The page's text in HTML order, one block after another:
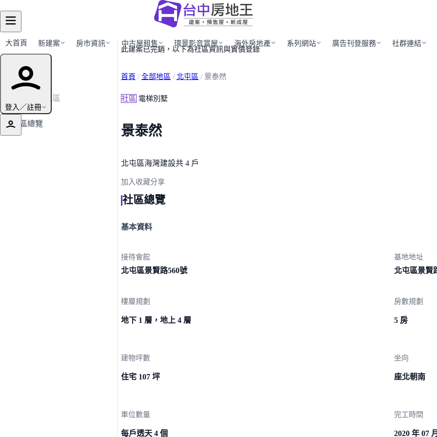
大首頁 新建案 房市資訊 中古屋租售 環景影音賞屋 海外房地產 系列網站 廣告刊登服務 社群連結
登入／註冊
建案導覽
← 返回北屯區
社區總覽
此建案已完銷，以下為社區資訊與實價登錄
首頁 / 全部地區 / 北屯區 / 景泰然
社區 電梯別墅
景泰然
北屯區海灣建設共 4 戶
加入收藏分享
社區總覽
基本資料
接待會館
北屯區景賢路560號
基地地址
北屯區景賢
樓層規劃
地下 1 層，地上 4 層
房數規劃
5 房
建物坪數
住宅 107 坪
坐向
座北朝南
車位數量
每戶透天 4 個
完工時間
2020 年 07 月